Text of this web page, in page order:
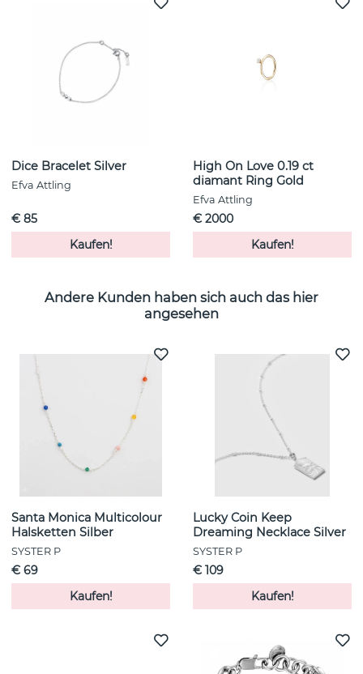
Dice Bracelet Silver
Efva Attling
€ 85
Kaufen!
High On Love 0.19 ct
diamant Ring Gold
Efva Attling
€ 2000
Kaufen!
Andere Kunden haben sich auch das hier
angesehen
Santa Monica Multicolour
Halsketten Silber
SYSTER P
€ 69
Kaufen!
Lucky Coin Keep
Dreaming Necklace Silver
SYSTER P
€ 109
Kaufen!